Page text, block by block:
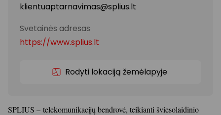
klientuaptarnavimas@splius.lt
Svetainės adresas
https://www.splius.lt
Rodyti lokaciją žemėlapyje
SPLIUS – telekomunikacijų bendrovė, teikianti šviesolaidinio